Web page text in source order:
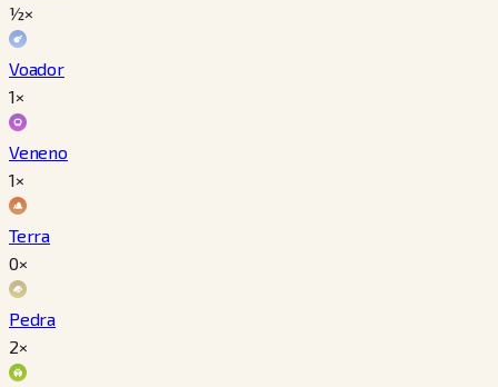
½×
Voador
1×
Veneno
1×
Terra
0×
Pedra
2×